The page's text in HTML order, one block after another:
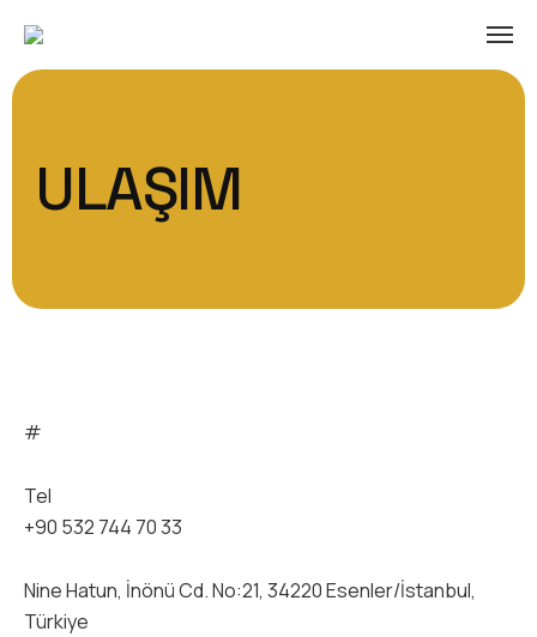
ULAŞIM
#
Tel
+90 532 744 70 33
Nine Hatun, İnönü Cd. No:21, 34220 Esenler/İstanbul,
Türkiye